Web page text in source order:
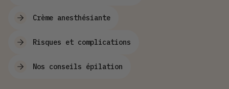
Crème anesthésiante
Risques et complications
Nos conseils épilation